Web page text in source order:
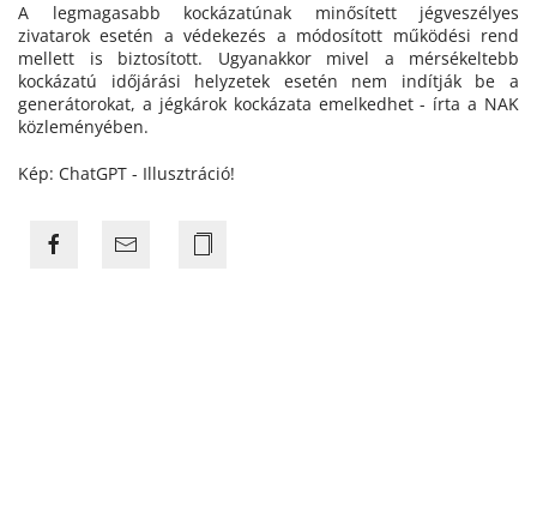
A legmagasabb kockázatúnak minősített jégveszélyes
zivatarok esetén a védekezés a módosított működési rend
mellett is biztosított. Ugyanakkor mivel a mérsékeltebb
kockázatú időjárási helyzetek esetén nem indítják be a
generátorokat, a jégkárok kockázata emelkedhet - írta a NAK
közleményében.
Kép: ChatGPT - Illusztráció!